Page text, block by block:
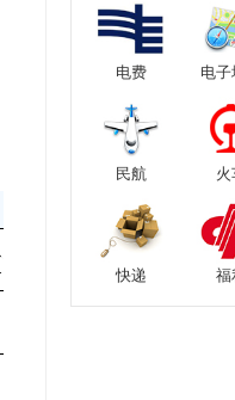
电费 电子
民航 火
快递 福